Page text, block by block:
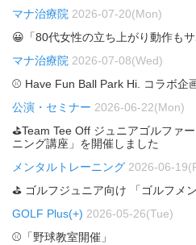
マナ治療院 2026-07-20(Mon)
😀「80代女性の立ち上がり動作もサ
マナ治療院 2026-07-08(Wed)
⚾ Have Fun Ball Park Hi. コラボ企
公演・セミナー 2026-06-22(Mon)
⛳Team Tee Off ジュニアゴルファ
ニング講座」を開催しました
メンタルトレーニング 2026-06-
⛳ ゴルフジュニア向け 「ゴルフメ
GOLF Plus(+) 2026-05-26(Tue)
⚾「野球教室開催」